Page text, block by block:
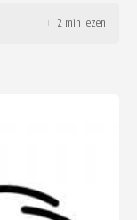
2 min lezen